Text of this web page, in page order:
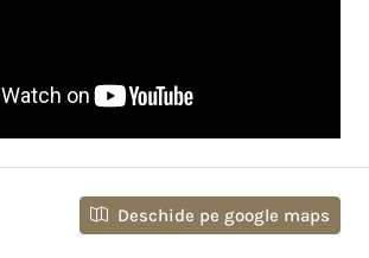
Deschide pe google maps